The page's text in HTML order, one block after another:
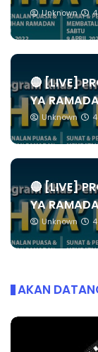
Unknown
🔴 [LIVE]
YA
Unknown
🔴 [LIVE]
YA
Unknown
AKAN